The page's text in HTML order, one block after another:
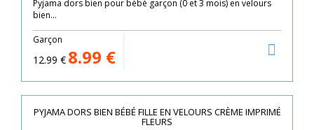
Pyjama dors bien pour bébé garçon (0 et 3 mois) en velours
bien...
Garçon
12.99 € 8.99 €
PYJAMA DORS BIEN BÉBÉ FILLE EN VELOURS CRÈME IMPRIMÉ
FLEURS